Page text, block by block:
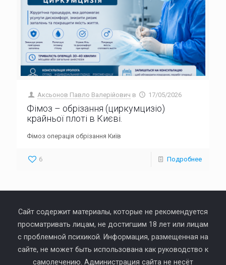
Аксьонов Павло Валерійович в 17/05/2026
Фімоз – обрізання (циркумцизіо)
крайньої плоті в Києві.
Фімоз операція обрізання Київ
6 Подробнее
Сайт содержит материалы, которые не рекомендуется
просматривать лицам, не достигшим 18 лет или лицам
с проблемной психикой. Информация, размещенная на
сайте, не может быть использована как руководство к
самолечению. Администрация сайта не несёт